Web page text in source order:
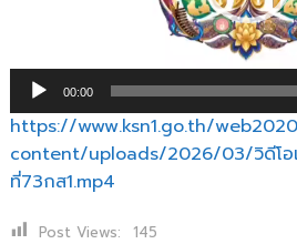
00:00
https://www.ksn1.go.th/
content/uploads/2026/03/วิดีโอ
ที่73กส1.mp4
Post Views: 145